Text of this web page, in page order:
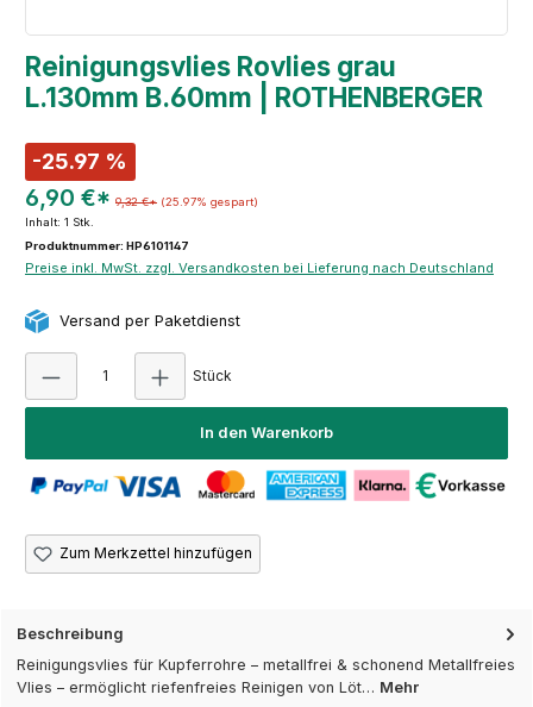
Reinigungsvlies Rovlies grau
L.130mm B.60mm | ROTHENBERGER
-25.97 %
6,90 €* 9,32 €* (25.97% gespart)
Inhalt: 1 Stk.
Produktnummer: HP6101147
Preise inkl. MwSt. zzgl. Versandkosten bei Lieferung nach Deutschland
Versand per Paketdienst
Stück
In den Warenkorb
Zum Merkzettel hinzufügen
Beschreibung
Reinigungsvlies für Kupferrohre – metallfrei & schonend Metallfreies
Vlies – ermöglicht riefenfreies Reinigen von Löt… Mehr